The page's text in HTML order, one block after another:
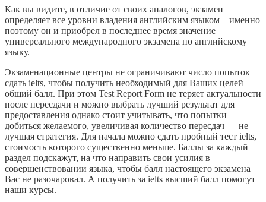
Как вы видите, в отличие от своих аналогов, экзамен
определяет все уровни владения английским языком – именно
поэтому он и приобрел в последнее время значение
универсального международного экзамена по английскому
языку.
Экзаменационные центры не ограничивают число попыток
сдать ielts, чтобы получить необходимый для Ваших целей
общий балл. При этом Test Report Form не теряет актуальности
после пересдачи и можно выбрать лучший результат для
предоставления однако стоит учитывать, что попытки
добиться желаемого, увеличивая количество пересдач — не
лучшая стратегия. Для начала можно сдать пробный тест ielts,
стоимость которого существенно меньше. Баллы за каждый
раздел подскажут, на что направить свои усилия в
совершенствовании языка, чтобы балл настоящего экзамена
Вас не разочаровал. А получить за ielts высший балл помогут
наши курсы.